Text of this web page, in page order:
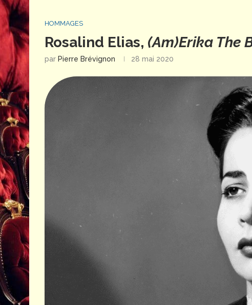
HOMMAGES
Rosalind Elias, (Am)Erika The
par Pierre Brévignon 28 mai 2020